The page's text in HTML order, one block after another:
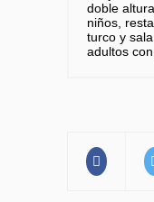
doble
niños,
turco y
adultos